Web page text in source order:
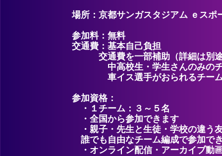
場所：京都サンガスタジアム ｅスポ
参加料：無料
交通費：基本自己負担
交通費を一部補助（詳細は別
中高校生・学生さんのみのチ
車イス選手がおられるチー
参加資格：
・１チーム：３～５名
・全国から参加できます
・親子・先生と生徒・学校の違う
誰でも自由なチーム編成で参加で
・オンライン配信・アーカイブ動